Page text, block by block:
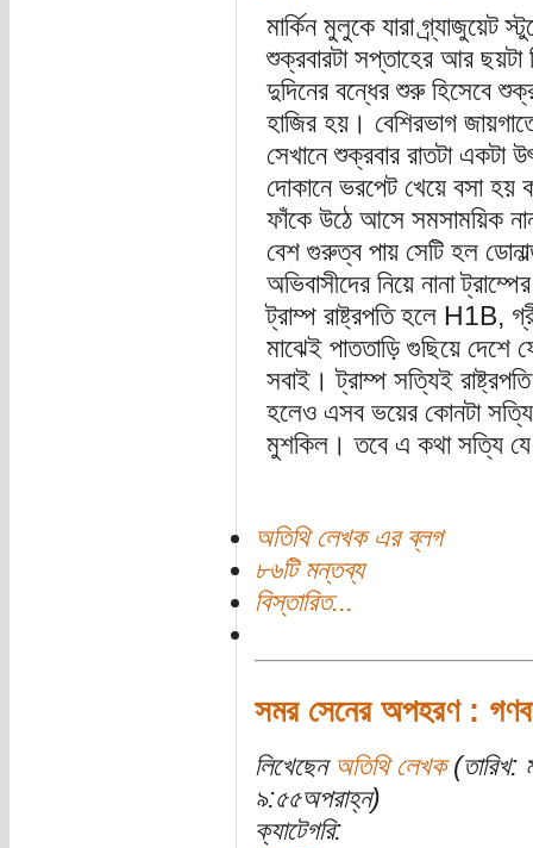
মার্কিন মুলুকে যারা
শুক্রবারটা সপ্তাহের আর ছয়টা
দুদিনের বন্ধের শুরু হিসেবে
হাজির হয়। বেশিরভাগ
সেখানে শুক্রবার রাতটা একটা
দোকানে ভরপেট খেয়ে বসা হয়
ফাঁকে উঠে আসে সমসাময়িক
বেশ গুরুত্ব পায় সেটি হল
অভিবাসীদের নিয়ে নানা
ট্রাম্প রাষ্ট্রপতি হলে H1B,
মাঝেই পাততাড়ি গুছিয়ে দেশে
সবাই। ট্রাম্প সত্যিই
হলেও এসব ভয়ের কোনটা সত্যি
মুশকিল। তবে এ কথা সত্যি যে
অতিথি লেখক এর ব্লগ
৮৬টি মন্তব্য
বিস্তারিত...
সমর সেনের অপহরণ :
লিখেছেন অতিথি লেখক(তারিখ:
৯:৫৫অপরাহ্ন)
ক্যাটেগরি: